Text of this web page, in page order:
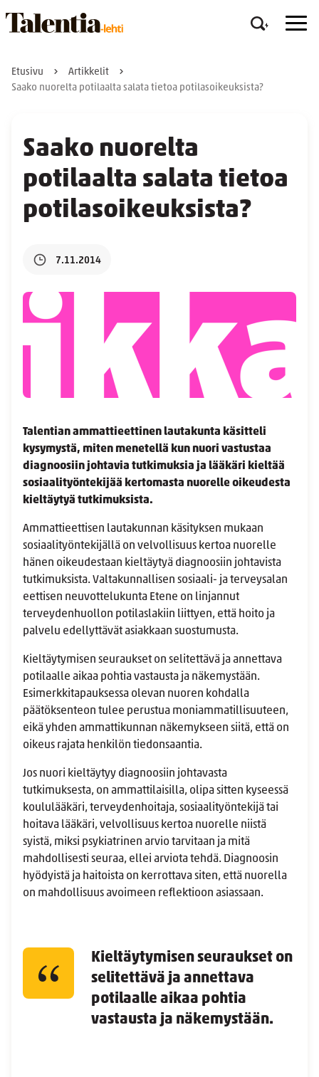
Etusivu
Artikkelit
Saako nuorelta potilaalta salata tietoa potilasoikeuksista?
Saako nuorelta
potilaalta salata tietoa
potilasoikeuksista?
7.11.2014
Talentian ammattieettinen lautakunta käsitteli
kysymystä, miten menetellä kun nuori vastustaa
diagnoosiin johtavia tutkimuksia ja lääkäri kieltää
sosiaalityöntekijää kertomasta nuorelle oikeudesta
kieltäytyä tutkimuksista.
Ammattieettisen lautakunnan käsityksen mukaan
sosiaalityöntekijällä on velvollisuus kertoa nuorelle
hänen oikeudestaan kieltäytyä diagnoosiin johtavista
tutkimuksista. Valtakunnallisen sosiaali- ja terveysalan
eettisen neuvottelukunta Etene on linjannut
terveydenhuollon potilaslakiin liittyen, että hoito ja
palvelu edellyttävät asiakkaan suostumusta.
Kieltäytymisen seuraukset on selitettävä ja annettava
potilaalle aikaa pohtia vastausta ja näkemystään.
Esimerkkitapauksessa olevan nuoren kohdalla
päätöksenteon tulee perustua moniammatillisuuteen,
eikä yhden ammattikunnan näkemykseen siitä, että on
oikeus rajata henkilön tiedonsaantia.
Jos nuori kieltäytyy diagnoosiin johtavasta
tutkimuksesta, on ammattilaisilla, olipa sitten kyseessä
koululääkäri, terveydenhoitaja, sosiaalityöntekijä tai
hoitava lääkäri, velvollisuus kertoa nuorelle niistä
syistä, miksi psykiatrinen arvio tarvitaan ja mitä
mahdollisesti seuraa, ellei arviota tehdä. Diagnoosin
hyödyistä ja haitoista on kerrottava siten, että nuorella
on mahdollisuus avoimeen reflektioon asiassaan.
Kieltäytymisen seuraukset on
selitettävä ja annettava
potilaalle aikaa pohtia
vastausta ja näkemystään.